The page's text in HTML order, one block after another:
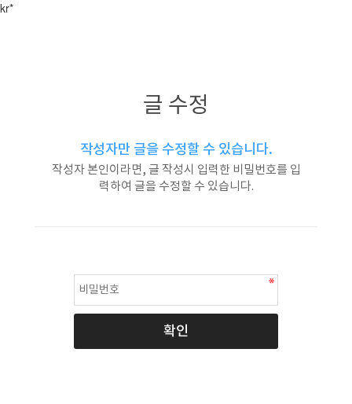
kr*
글 수정
작성자만 글을 수정할 수 있습니다.
작성자 본인이라면, 글 작성시 입력한 비밀번호를 입
력하여 글을 수정할 수 있습니다.